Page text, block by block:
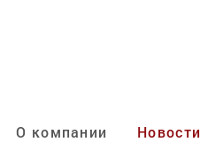
О компании Новости